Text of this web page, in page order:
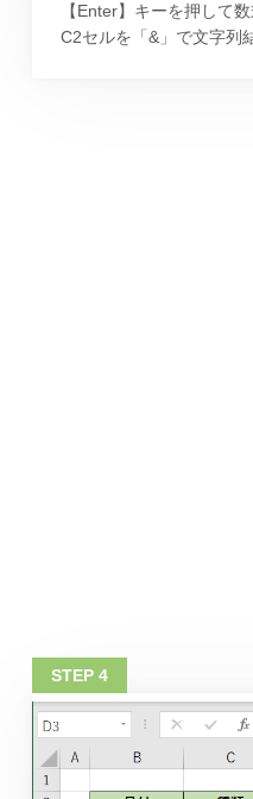
【Enter】キーを押して
C2セルを「&」で文字列